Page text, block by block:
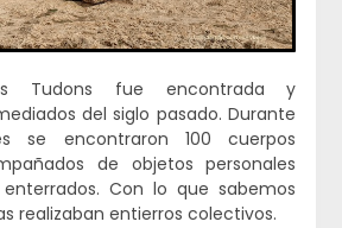
Tudons fue encontrada y
del siglo pasado. Durante
se encontraron 100 cuerpos
de objetos personales
Con lo que sabemos
realizaban entierros colectivos.